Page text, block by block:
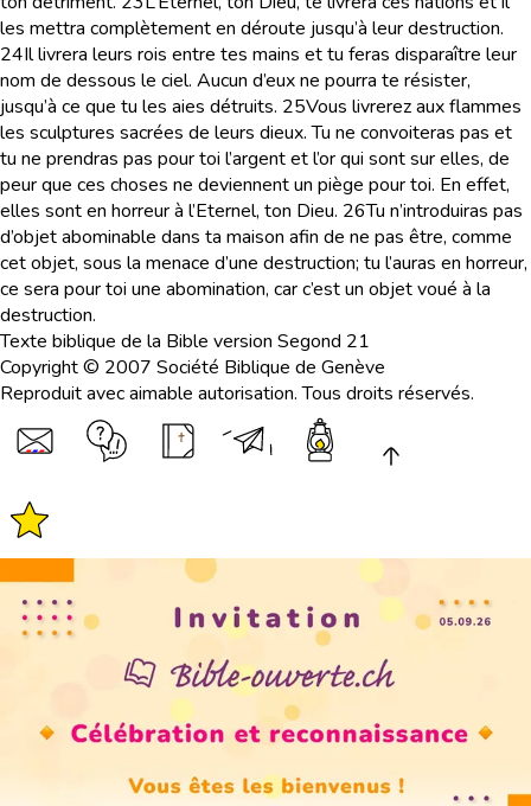
les mettra complètement en déroute jusqu’à leur destruction.
24Il livrera leurs rois entre tes mains et tu feras disparaître leur
nom de dessous le ciel. Aucun d’eux ne pourra te résister,
jusqu’à ce que tu les aies détruits. 25Vous livrerez aux flammes
les sculptures sacrées de leurs dieux. Tu ne convoiteras pas et
tu ne prendras pas pour toi l’argent et l’or qui sont sur elles, de
peur que ces choses ne deviennent un piège pour toi. En effet,
elles sont en horreur à l’Eternel, ton Dieu. 26Tu n’introduiras pas
d’objet abominable dans ta maison afin de ne pas être, comme
cet objet, sous la menace d’une destruction; tu l’auras en horreur,
ce sera pour toi une abomination, car c’est un objet voué à la
destruction.
Texte biblique de la Bible version Segond 21
Copyright © 2007 Société Biblique de Genève
Reproduit avec aimable autorisation. Tous droits réservés.